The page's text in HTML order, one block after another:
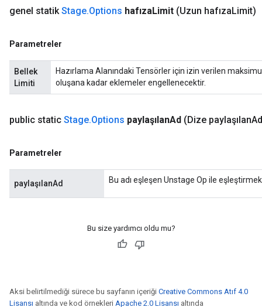
genel statikStage.Options hafızaLimit (Uzun hafızaLimit)
Parametreler
Bellek
Limiti
Hazırlama Alanındaki Tensörler için izin verilen
oluşana kadar eklemeler engellenecektir.
public static Stage.Options paylaşılanAd (Dize paylaşılan
Parametreler
paylaşılanAd Bu adı eşleşen Unstage Op ile
Bu size yardımcı oldu mu?
Aksi belirtilmediği sürece bu sayfanın içeriği Creative Commons Atıf 4.0
Lisansı altında ve kod örnekleri Apache 2.0 Lisansı altında